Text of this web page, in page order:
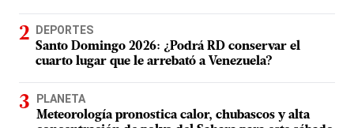
DEPORTES
Santo Domingo 2026: ¿Podrá RD conservar el
cuarto lugar que le arrebató a Venezuela?
PLANETA
Meteorología pronostica calor, chubascos y alta